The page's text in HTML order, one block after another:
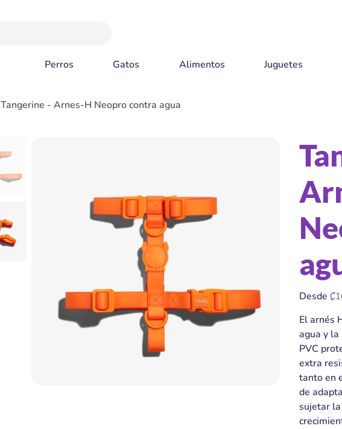
Perros Gatos Alimentos Juguetes
Tangerine - Arnes-H Neopro contra agua
Desde
El arnés
agua y la
PVC
extra
tanto en
de
sujetar la